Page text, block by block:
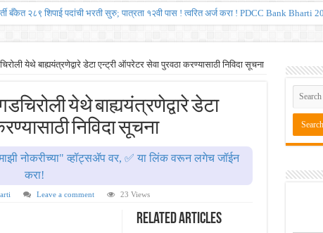
बँकेत २८९ शिपाई पदांची भरती सुरु; पात्रता १२वी पास ! त्वरित अर्ज करा ! PDCC Bank Bharti
मुदतवाढ ; १० ऑगस्ट २०२६ अंतिम तारीख ! MPSC Bharti 2026
; बँकेत काम करण्याची सुवर्ण संधी ! IBPS Bharti 2026
२ लाख १६ हजार जागा उपलब्ध ! Engineering Admission 2026
प्राध्यापक पदांची भरती सुरु ! Nagpur University Bharti 2026
पदांची परीक्षा आता २८ जुलै ऐवजी २ ऑगस्ट २०२६ ला होणार ! Adivasi vibhag bharti 2026
मध्ये ३९५ पदांची भरती ! Union Bank of India Bharti 2026
पदांची मोठी भरती ; अर्ज प्रक्रिया सुरु ! Railway 4098 Junior Engineer Posts Bharti 2026
येथे बाह्ययंत्रणेद्वारे डेटा एन्ट्री ऑपरेटर सेवा पुरवठा करण्यासाठी निविदा सूचना
येथे बाह्ययंत्रणेद्वारे डेटा
निविदा सूचना
नोकरीच्या" व्हॉट्सॲप वर, ✅ या लिंक वरून लगेच जॉईन
करा!
Leave a comment 23 Views
Related Articles